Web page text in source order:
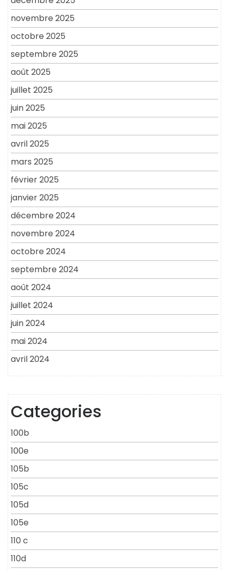
novembre 2025
octobre 2025
septembre 2025
août 2025
juillet 2025
juin 2025
mai 2025
avril 2025
mars 2025
février 2025
janvier 2025
décembre 2024
novembre 2024
octobre 2024
septembre 2024
août 2024
juillet 2024
juin 2024
mai 2024
avril 2024
Categories
100b
100e
105b
105c
105d
105e
110 c
110d